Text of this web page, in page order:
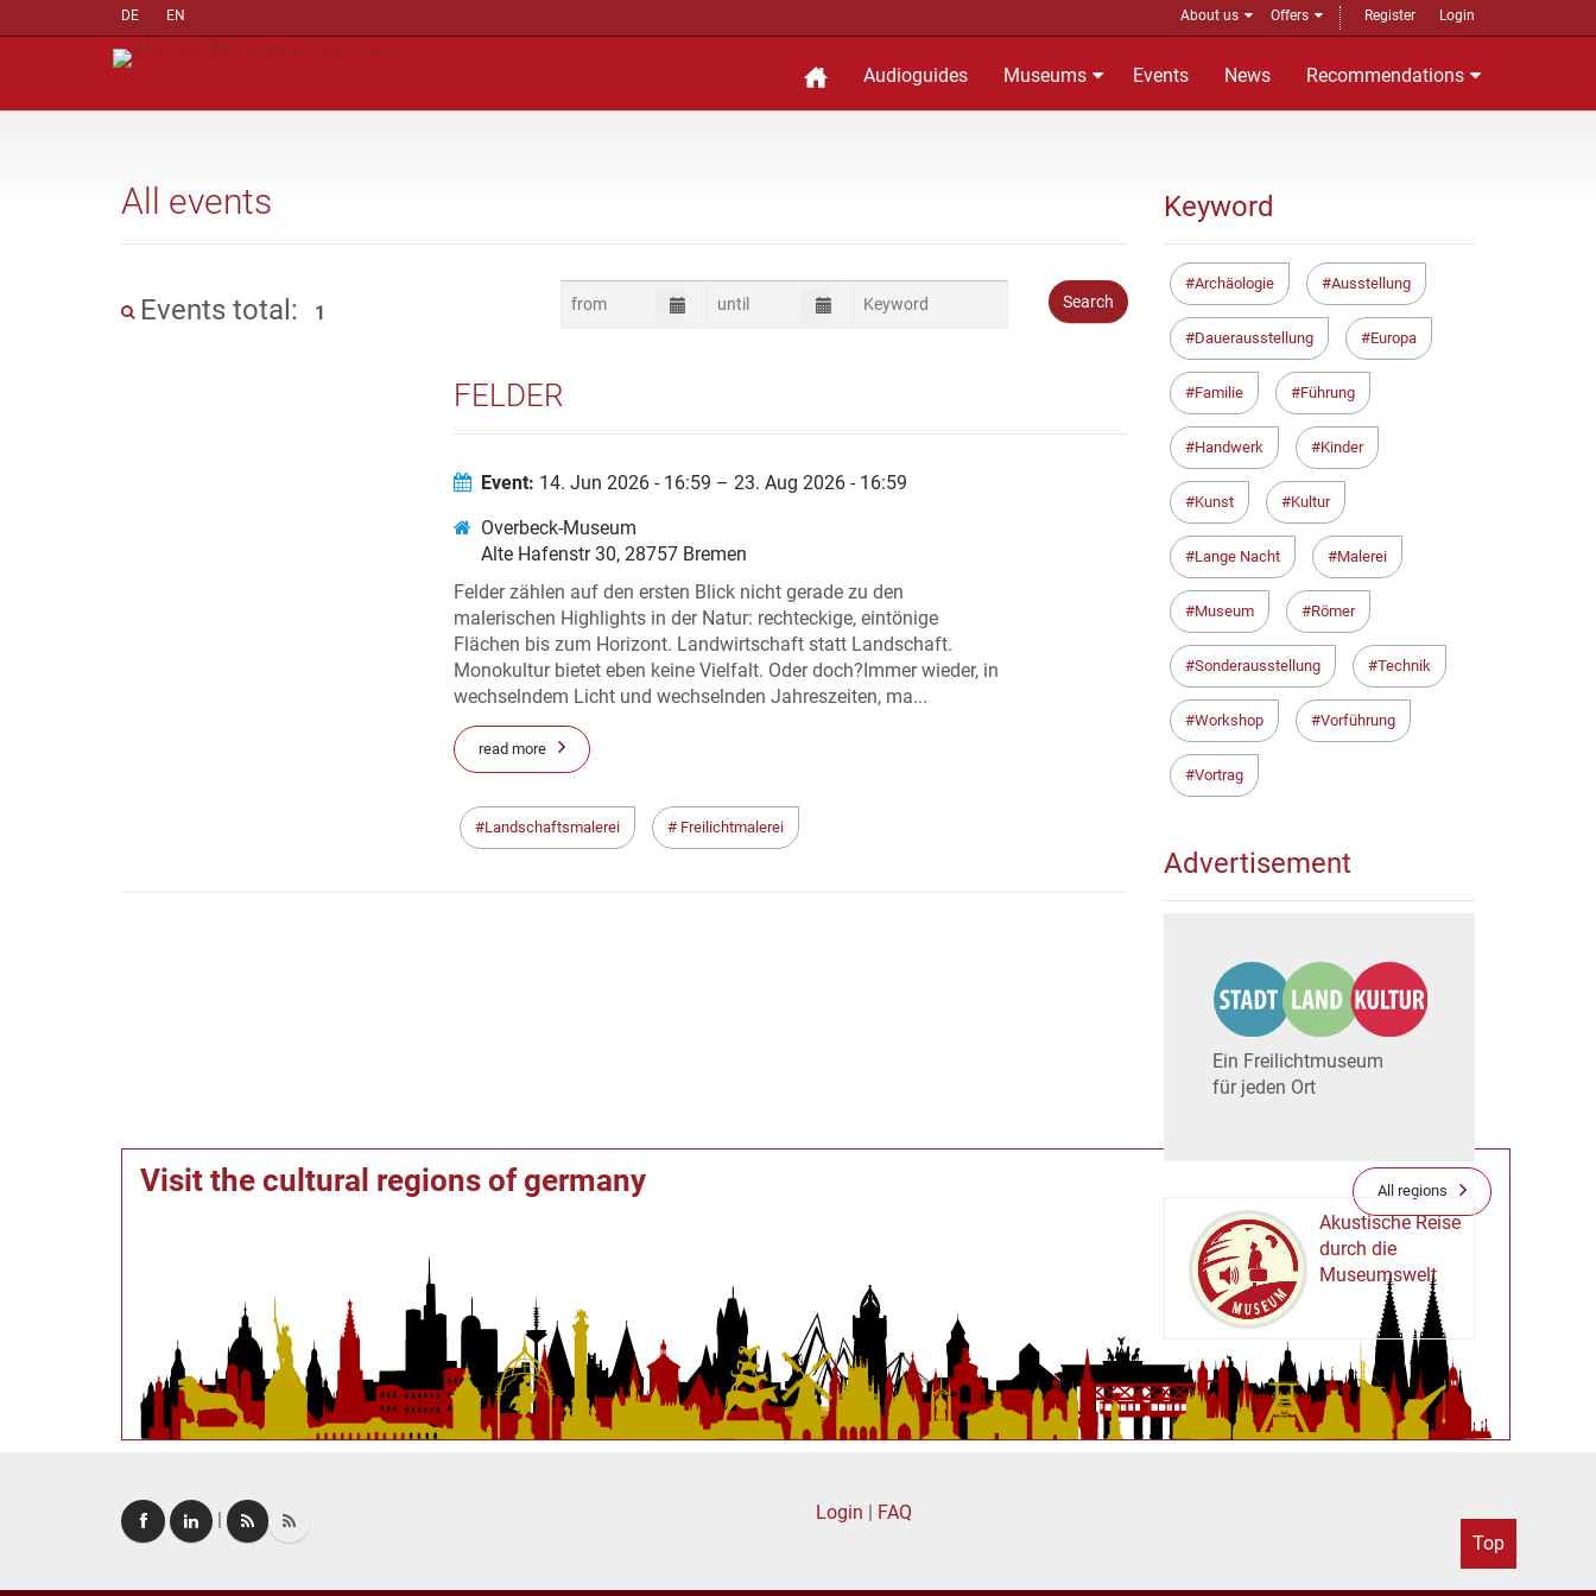
DE EN About us Offers Register Login
Audioguides Museums Events News Recommendations
All events
Events total: 1
FELDER
Event: 14. Jun 2026 - 16:59 – 23. Aug 2026 - 16:59
Overbeck-Museum
Alte Hafenstr 30, 28757 Bremen
Felder zählen auf den ersten Blick nicht gerade zu den
malerischen Highlights in der Natur: rechteckige, eintönige
Flächen bis zum Horizont. Landwirtschaft statt Landschaft.
Monokultur bietet eben keine Vielfalt. Oder doch?Immer wieder, in
wechselndem Licht und wechselnden Jahreszeiten, ma...
read more
Landschaftsmalerei Freilichtmalerei
Visit the cultural regions of germany All regions
Keyword
Archäologie Ausstellung
Dauerausstellung Europa
Familie Führung
Handwerk Kinder
Kunst Kultur
Lange Nacht Malerei
Museum Römer
Sonderausstellung Technik
Workshop Vorführung
Vortrag
Advertisement
Ein Freilichtmuseum
für jeden Ort
MUSEUM
Akustische Reise
durch die
Museumswelt
Login | FAQ
Top